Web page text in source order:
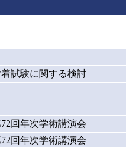
試験に関する検討
回年次学術講演会
回年次学術講演会